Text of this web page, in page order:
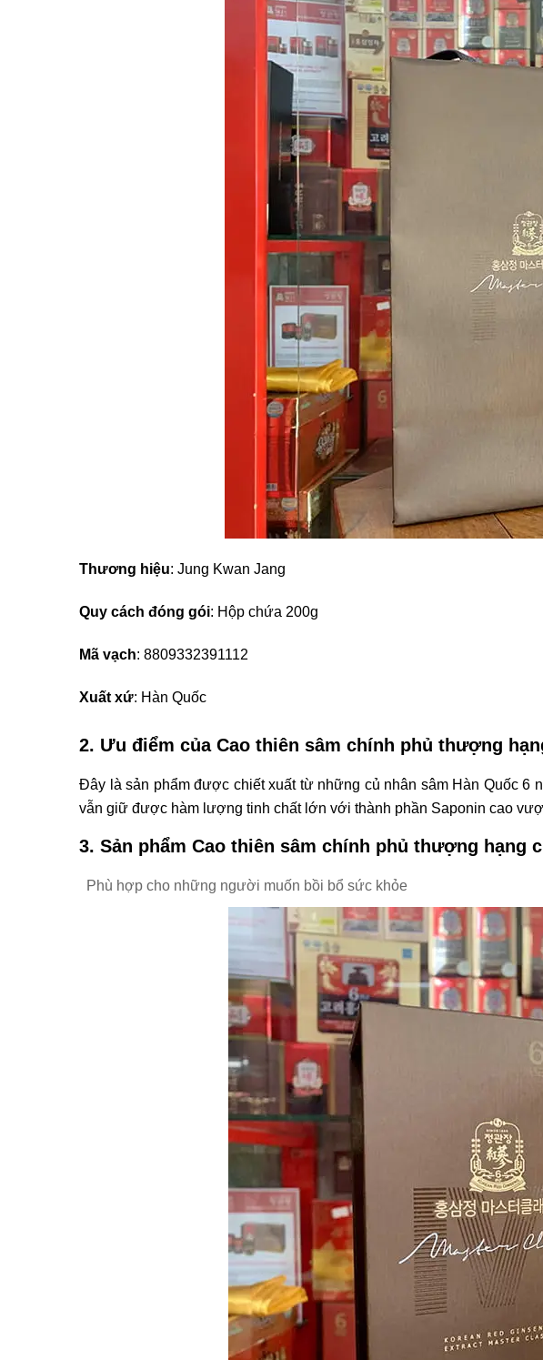
Thương hiệu: Jung Kwan Jang
Quy cách đóng gói: Hộp chứa 200g
Mã vạch: 8809332391112
Xuất xứ: Hàn Quốc
2. Ưu điểm của Cao thiên sâm chính phủ thượng
Đây là sản phẩm được chiết xuất từ những củ nhân sâm Hàn Quốc
vẫn giữ được hàm lượng tinh chất lớn với thành phần Saponin cao
3. Sản phẩm Cao thiên sâm chính phủ thượng hạng
Phù hợp cho những người muốn bồi bổ sức khỏe